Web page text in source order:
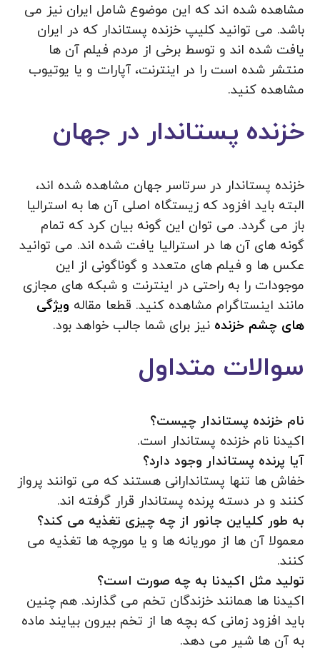
مشاهده شده اند که این موضوع شامل ایران نیز می
باشد. می توانید کلیپ خزنده پستاندار که در ایران
یافت شده اند و توسط برخی از مردم فیلم آن ها
منتشر شده است را در اینترنت، آپارات و یا یوتیوب
مشاهده کنید.
خزنده پستاندار در جهان
خزنده پستاندار در سرتاسر جهان مشاهده شده اند،
البته باید افزود که زیستگاه اصلی آن ها به استرالیا
باز می‌ گردد. می توان این گونه بیان کرد که تمام
گونه های آن ها در استرالیا یافت شده‌ اند. می‌ توانید
عکس‌ ها و فیلم‌ های متعدد و گوناگونی از این
موجودات را به راحتی در اینترنت و شبکه‌ های مجازی
مانند اینستاگرام مشاهده کنید. قطعا مقاله ویژگی
های چشم خزنده نیز برای شما جالب خواهد بود.
سوالات متداول
نام خزنده پستاندار چیست؟
اکیدنا نام خزنده پستاندار است.
آیا پرنده پستاندار وجود دارد؟
خفاش ها تنها پستاندارانی هستند که می توانند پرواز
کنند و در دسته پرنده پستاندار قرار گرفته اند.
به طور کلیاین جانور از چه چیزی تغذیه می کند؟
معمولا آن ها از موریانه ها و یا مورچه ها تغذیه می
کنند.
تولید مثل اکیدنا به چه صورت است؟
اکیدنا ها همانند خزندگان تخم می گذارند. هم چنین
باید افزود زمانی که بچه ها از تخم بیرون بیایند ماده
به آن ها شیر می دهد.